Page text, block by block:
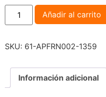
Añadir al carrito
SKU: 61-APFRN002-1359
Información adicional